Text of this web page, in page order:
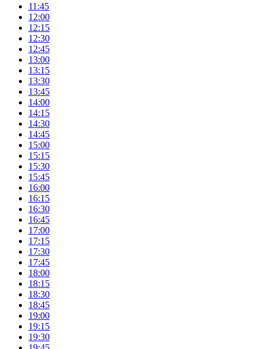
11:45
12:00
12:15
12:30
12:45
13:00
13:15
13:30
13:45
14:00
14:15
14:30
14:45
15:00
15:15
15:30
15:45
16:00
16:15
16:30
16:45
17:00
17:15
17:30
17:45
18:00
18:15
18:30
18:45
19:00
19:15
19:30